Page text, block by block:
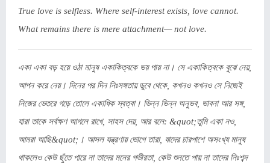
True love is selfless. Where self-interest exists, love cannot.
What remains there is mere attachment— not love.
একা একা বড় হয়ে ওঠা মানুষ একাকিত্বকে ভয় পায় না। সে একাকিত্বকে বুঝে নেয়,
আপন করে নেয়। দিনের পর দিন নিঃসঙ্গতায় ডুবে থেকে, কখনও কখনও সে নিজেই
নিজের ভেতরে গড়ে তোলে একাধিক স্বত্বা। ভিন্ন ভিন্ন অনুভব, ভাবনা আর সঙ্গ,
যারা তাকে সর্বক্ষণ আগলে রাখে, সাহস দেয়, আর বলে: &quot;তুমি একা নও,
আমরা আছি&quot;। আসল যন্ত্রণায় ভোগে তারা, যাদের চারপাশে অসংখ্য মানুষ
থাকলেও কেউ ছুঁতে পারে না তাদের মনের গভীরতা, কেউ শুনতে পায় না তাদের নিঃশব্দ